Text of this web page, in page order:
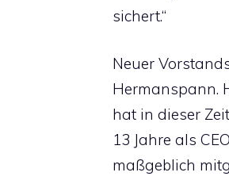
sichert.“
Neuer
Hermanspann.
hat in dieser
13 Jahre als
maßgeblich